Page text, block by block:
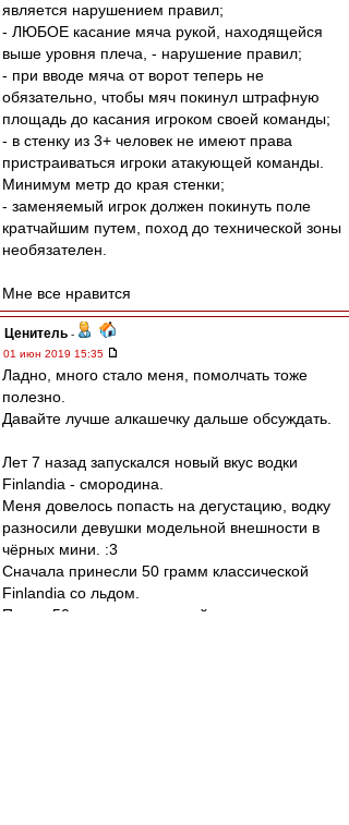
является нарушением правил;
- ЛЮБОЕ касание мяча рукой, находящейся
выше уровня плеча, - нарушение правил;
- при вводе мяча от ворот теперь не
обязательно, чтобы мяч покинул штрафную
площадь до касания игроком своей команды;
- в стенку из 3+ человек не имеют права
пристраиваться игроки атакующей команды.
Минимум метр до края стенки;
- заменяемый игрок должен покинуть поле
кратчайшим путем, поход до технической зоны
необязателен.
Мне все нравится
Ценитель -
01 июн 2019 15:35
Ладно, много стало меня, помолчать тоже
полезно.
Давайте лучше алкашечку дальше обсуждать.
Лет 7 назад запускался новый вкус водки
Finlandia - смородина.
Меня довелось попасть на дегустацию, водку
разносили девушки модельной внешности в
чёрных мини. :3
Сначала принесли 50 грамм классической
Finlandia со льдом.
Потом 50 грамм клюквенной.